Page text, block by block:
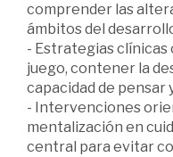
comprender las
ámbitos del
- Estrategias
juego, contener la
capacidad de pensar
- Intervenciones
mentalización en
central para evitar